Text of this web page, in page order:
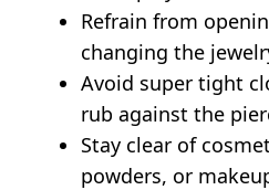
Refrain from
changing the
Avoid super tight
rub against the
Stay clear of
powders, or